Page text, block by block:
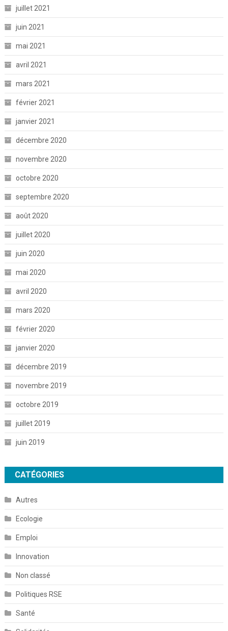
juillet 2021
juin 2021
mai 2021
avril 2021
mars 2021
février 2021
janvier 2021
décembre 2020
novembre 2020
octobre 2020
septembre 2020
août 2020
juillet 2020
juin 2020
mai 2020
avril 2020
mars 2020
février 2020
janvier 2020
décembre 2019
novembre 2019
octobre 2019
juillet 2019
juin 2019
CATÉGORIES
Autres
Ecologie
Emploi
Innovation
Non classé
Politiques RSE
Santé